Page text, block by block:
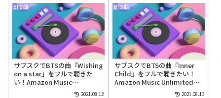
BTS 曲
サブスクでBTSの曲『Wishing
on a star』をフルで聴きた
い！Amazon Music
Unlimitedでは無料で聴け2021.08.12
BTS 曲
サブスクでBTSの曲『Inner
Child』をフルで聴きたい！
Amazon Music Unlimitedで
2021.08.13